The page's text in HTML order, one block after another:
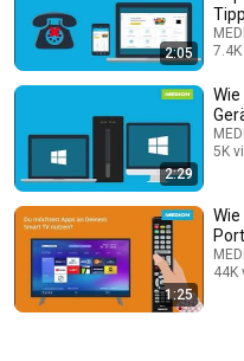
Technologien für alle
überflüssige und teure
Erfahrung. Du willst moderne
zu MEDION!
2:05
2:29
5K
1:25
44K